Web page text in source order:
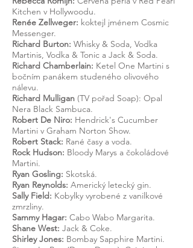
Kitchen v Hollywoodu.
Renée Zellweger: koktejl jménem Cosmic
Messenger.
Richard Burton: Whisky & Soda, Vodka
Martinis, Vodka & Tonic a Jack & Soda.
Richard Chamberlain: Ketel One Martini s
bočním panákem studeného olivového
nálevu.
Richard Mulligan (TV pořad Soap): Opal
Nera Black Sambuca.
Robert De Niro: Hendrick's Cucumber
Martini v Graham Norton Show.
Robert Stack: Rané časy a voda.
Rock Hudson: Bloody Marys a čokoládové
Martini.
Ryan Gosling: Skotská.
Ryan Reynolds: Americký letecký gin.
Sally Field: Kobylky vyrobené z vanilkové
zmrzliny.
Sammy Hagar: Cabo Wabo Margarita.
Shane West: Jack & Coke.
Shirley Jones: Bombay Sapphire Martini.